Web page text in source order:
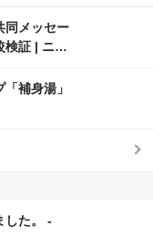
同メッセー
証 | ニュ
補身湯」
した。 -